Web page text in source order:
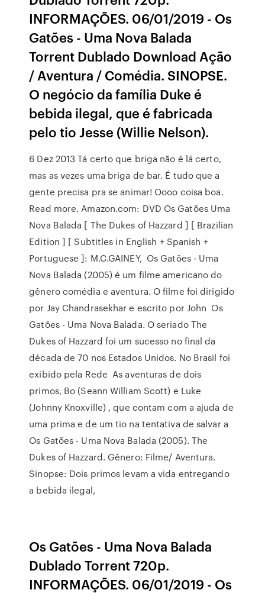
INFORMAÇÕES. 06/01/2019 - Os
Gatões - Uma Nova Balada
Torrent Dublado Download Ação
/ Aventura / Comédia. SINOPSE.
O negócio da família Duke é
bebida ilegal, que é fabricada
pelo tio Jesse (Willie Nelson).
6 Dez 2013 Tá certo que briga não é lá certo,
mas as vezes uma briga de bar. É tudo que a
gente precisa pra se animar! Oooo coisa boa.
Read more. Amazon.com: DVD Os Gatões Uma
Nova Balada [ The Dukes of Hazzard ] [ Brazilian
Edition ] [ Subtitles in English + Spanish +
Portuguese ]: M.C.GAINEY, Os Gatões - Uma
Nova Balada (2005) é um filme americano do
gênero comédia e aventura. O filme foi dirigido
por Jay Chandrasekhar e escrito por John Os
Gatões - Uma Nova Balada. O seriado The
Dukes of Hazzard foi um sucesso no final da
década de 70 nos Estados Unidos. No Brasil foi
exibido pela Rede As aventuras de dois
primos, Bo (Seann William Scott) e Luke
(Johnny Knoxville) , que contam com a ajuda de
uma prima e de um tio na tentativa de salvar a
Os Gatões - Uma Nova Balada (2005). The
Dukes of Hazzard. Gênero: Filme/ Aventura.
Sinopse: Dois primos levam a vida entregando
a bebida ilegal,
Os Gatões - Uma Nova Balada
Dublado Torrent 720p.
INFORMAÇÕES. 06/01/2019 - Os